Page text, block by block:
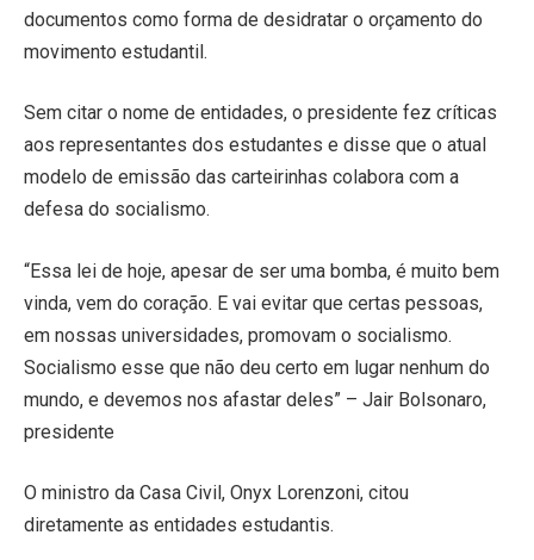
documentos como forma de desidratar o orçamento do
movimento estudantil.
Sem citar o nome de entidades, o presidente fez críticas
aos representantes dos estudantes e disse que o atual
modelo de emissão das carteirinhas colabora com a
defesa do socialismo.
“Essa lei de hoje, apesar de ser uma bomba, é muito bem
vinda, vem do coração. E vai evitar que certas pessoas,
em nossas universidades, promovam o socialismo.
Socialismo esse que não deu certo em lugar nenhum do
mundo, e devemos nos afastar deles” – Jair Bolsonaro,
presidente
O ministro da Casa Civil, Onyx Lorenzoni, citou
diretamente as entidades estudantis.